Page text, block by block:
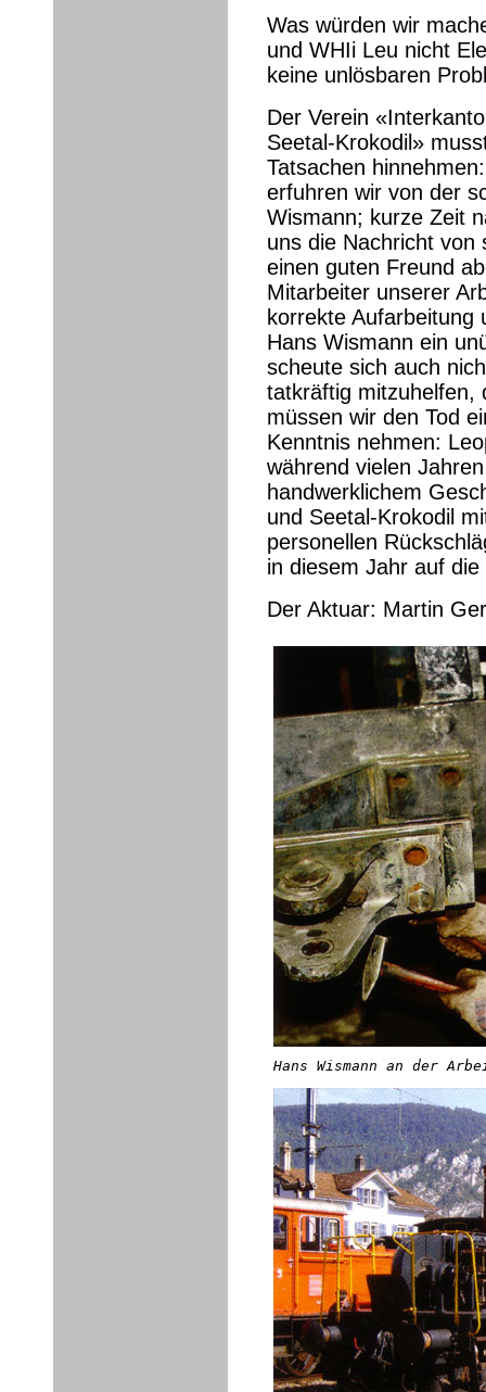
Was würden wir
und WHIi Leu nicht
keine unlösbaren
Der Verein
Seetal-Krokodil»
Tatsachen
erfuhren wir von der
Wismann; kurze Zeit
uns die Nachricht von
einen guten Freund
Mitarbeiter unserer
korrekte
Hans Wismann ein
scheute sich auch
tatkräftig mitzuhelfen,
müssen wir den Tod
Kenntnis nehmen:
während vielen
handwerklichem
und Seetal-Krokodil
personellen
in diesem Jahr auf
Der Aktuar: Martin
Hans Wismann an der